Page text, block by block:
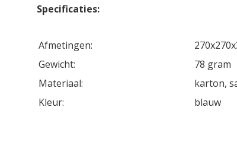
Specificaties:
Afmetingen:
Gewicht:
78 gram
Materiaal:
karton,
Kleur:
blauw